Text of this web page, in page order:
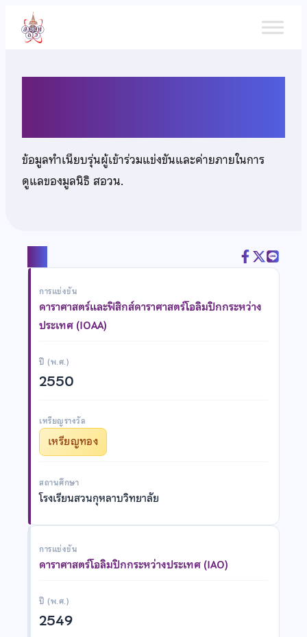
เนื้อหา
ข้อมูลทำเนียบรุ่นผู้เข้าร่วมแข่งขันและค่ายภายในการ
ดูแลของมูลนิธิ สอวน.
การแข่งขัน
ดาราศาสตร์และฟิสิกส์ดาราศาสตร์โอลิมปิกกระหว่าง
ประเทศ (IOAA)
ปี (พ.ศ.)
2550
เหรียญรางวัล
เหรียญทอง
สถานศึกษา
โรงเรียนสวนกุหลาบวิทยาลัย
การแข่งขัน
ดาราศาสตร์โอลิมปิกกระหว่างประเทศ (IAO)
ปี (พ.ศ.)
2549